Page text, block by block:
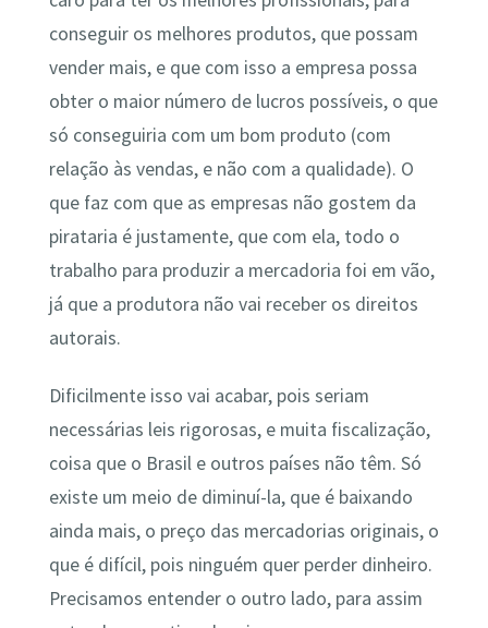
conseguir os melhores produtos, que possam
vender mais, e que com isso a empresa possa
obter o maior número de lucros possíveis, o que
só conseguiria com um bom produto (com
relação às vendas, e não com a qualidade). O
que faz com que as empresas não gostem da
pirataria é justamente, que com ela, todo o
trabalho para produzir a mercadoria foi em vão,
já que a produtora não vai receber os direitos
autorais.
Dificilmente isso vai acabar, pois seriam
necessárias leis rigorosas, e muita fiscalização,
coisa que o Brasil e outros países não têm. Só
existe um meio de diminuí-la, que é baixando
ainda mais, o preço das mercadorias originais, o
que é difícil, pois ninguém quer perder dinheiro.
Precisamos entender o outro lado, para assim